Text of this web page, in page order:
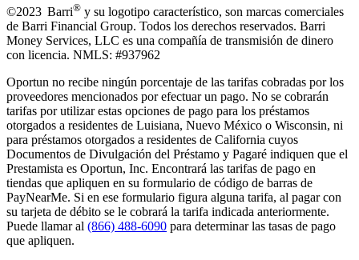
©2023 Barri® y su logotipo característico, son marcas comerciales
de Barri Financial Group. Todos los derechos reservados. Barri
Money Services, LLC es una compañía de transmisión de dinero
con licencia. NMLS: #937962
Oportun no recibe ningún porcentaje de las tarifas cobradas por los
proveedores mencionados por efectuar un pago. No se cobrarán
tarifas por utilizar estas opciones de pago para los préstamos
otorgados a residentes de Luisiana, Nuevo México o Wisconsin, ni
para préstamos otorgados a residentes de California cuyos
Documentos de Divulgación del Préstamo y Pagaré indiquen que el
Prestamista es Oportun, Inc. Encontrará las tarifas de pago en
tiendas que apliquen en su formulario de código de barras de
PayNearMe. Si en ese formulario figura alguna tarifa, al pagar con
su tarjeta de débito se le cobrará la tarifa indicada anteriormente.
Puede llamar al (866) 488-6090 para determinar las tasas de pago
que apliquen.